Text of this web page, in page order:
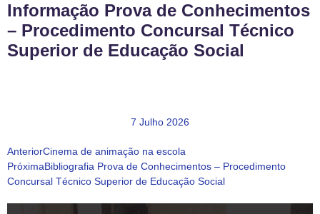
Informação Prova de Conhecimentos
– Procedimento Concursal Técnico
Superior de Educação Social
7 Julho 2026
AnteriorCinema de animação na escola
PróximaBibliografia Prova de Conhecimentos – Procedimento
Concursal Técnico Superior de Educação Social